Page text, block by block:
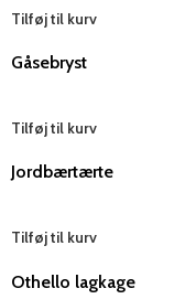
Tilføj til kurv
Gåsebryst
Tilføj til kurv
Jordbærtærte
Tilføj til kurv
Othello lagkage